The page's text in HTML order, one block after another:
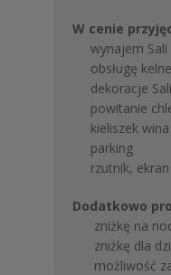
W cenie
 wynajem Sali
obsługę
 dekoracje
 powitanie
 kieliszek
parking
 rzutnik, ekran
Dodatkowo
 zniżkę na
 zniżkę dla
 możliwość